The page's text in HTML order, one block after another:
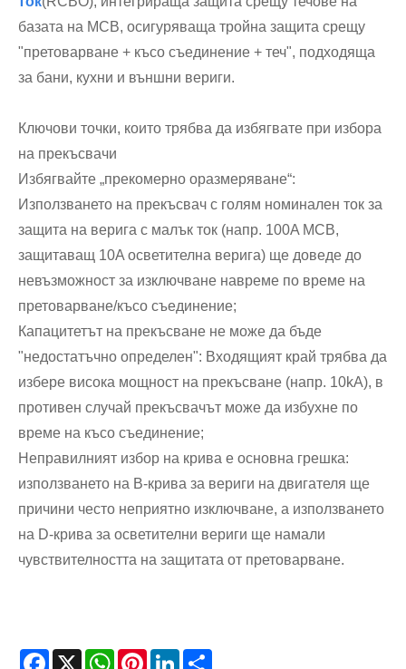
базата на MCB, осигуряваща тройна защита срещу
"претоварване + късо съединение + теч", подходяща
за бани, кухни и външни вериги.
Ключови точки, които трябва да избягвате при избора
на прекъсвачи
Избягвайте „прекомерно оразмеряване“:
Използването на прекъсвач с голям номинален ток за
защита на верига с малък ток (напр. 100A MCB,
защитаващ 10A осветителна верига) ще доведе до
невъзможност за изключване навреме по време на
претоварване/късо съединение;
Капацитетът на прекъсване не може да бъде
"недостатъчно определен": Входящият край трябва да
избере висока мощност на прекъсване (напр. 10kA), в
противен случай прекъсвачът може да избухне по
време на късо съединение;
Неправилният избор на крива е основна грешка:
използването на B-крива за вериги на двигателя ще
причини често неприятно изключване, а използването
на D-крива за осветителни вериги ще намали
чувствителността на защитата от претоварване.
Facebook
X WhatsAppPinterestLinkedIn